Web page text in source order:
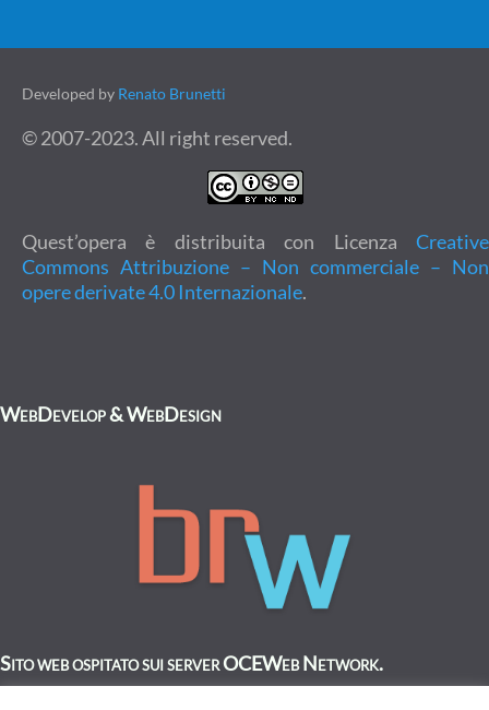
Developed by Renato Brunetti
© 2007-2023. All right reserved.
Quest’opera è distribuita con Licenza Creative
Commons Attribuzione – Non commerciale – Non
opere derivate 4.0 Internazionale.
WebDevelop & WebDesign
Sito web ospitato sui server OCEWeb Network.